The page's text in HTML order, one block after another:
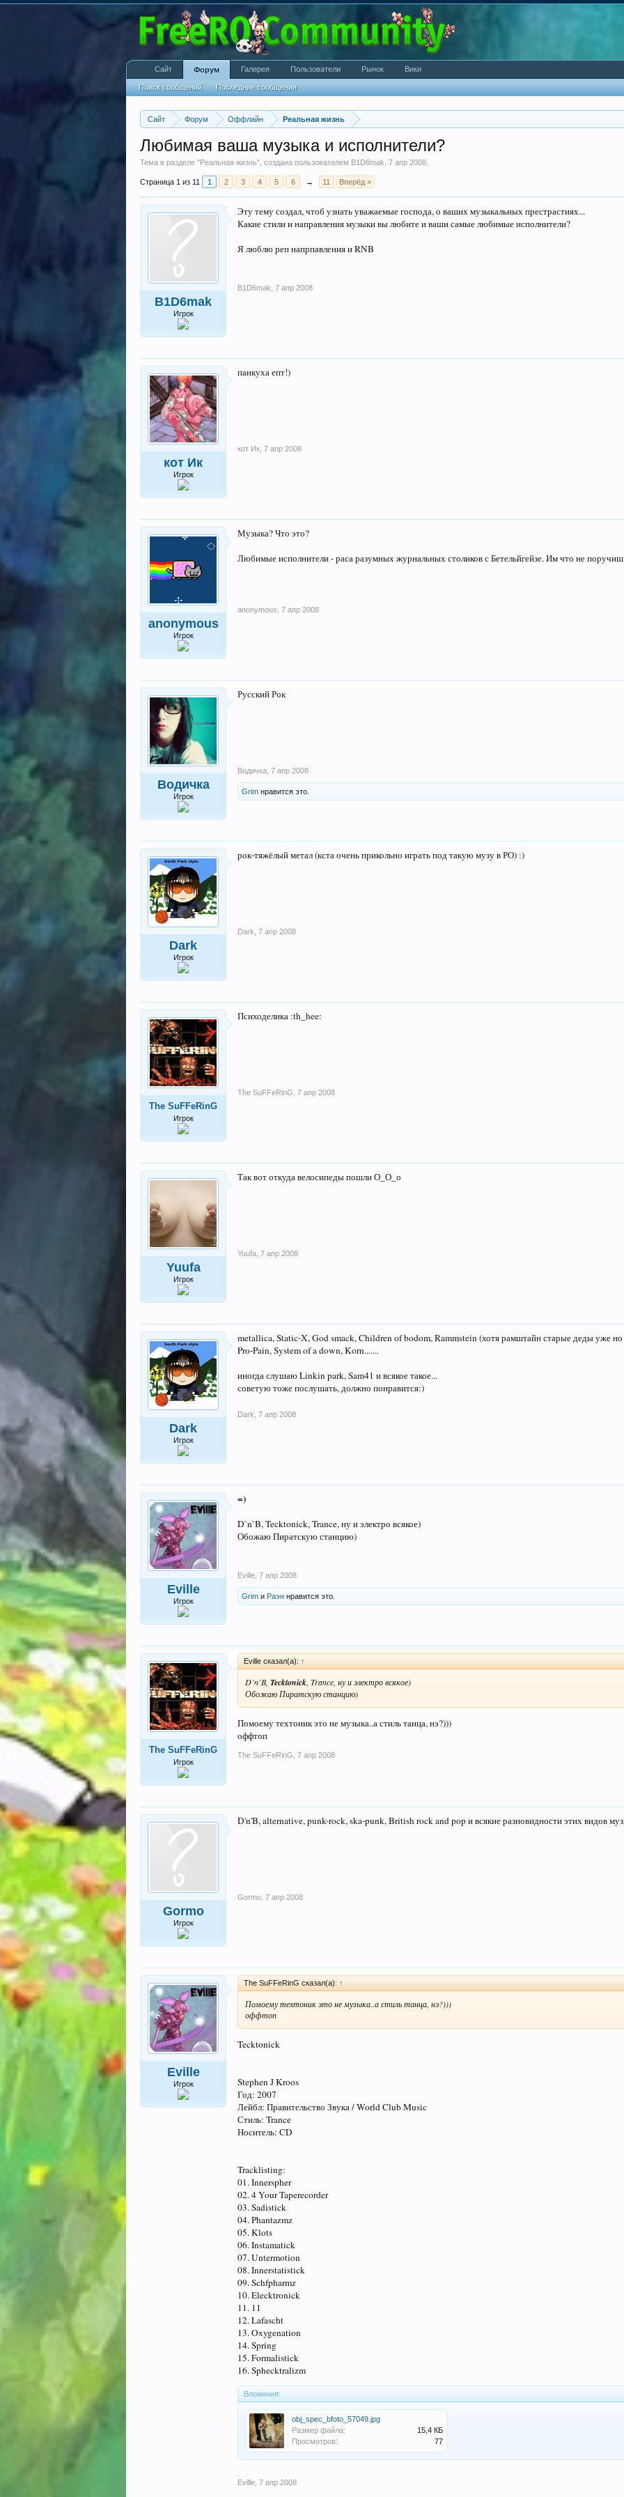
Сайт Форум Оффлайн Реальная жизнь
Любимая ваша музыка и исполнители?
Тема в разделе "Реальная жизнь", создана пользователем B1D6mak 7 апр 2008
Страница 1 из 11 1 2 3 4 5 6 → 11 Вперёд >
B1D6mak
Игрок
Эту тему создал, чтоб узнать уважаемые господа, о ваших музыкальных престрастиях...
Какие стили и направления музыки вы любите и ваши самые любимые исполнители?
Я люблю реп напрпавления и RNB
B1D6mak 7 апр 2008
кот Ик
Игрок
панкуха епт!)
кот Ик 7 апр 2008
anonymous
Игрок
Музыка? Что это?
Любимые исполнители - раса разумных журнальных столиков с Бетельйгейзе. Им что не
anonymous 7 апр 2008
Водичка
Игрок
Русский Рок
Водичка 7 апр 2008
Grim нравится это.
Dark
Игрок
рок-тяжёлый метал (кста очень прикольно играть под такую музу в РО) :)
Dark 7 апр 2008
The SuFFeRinG
Игрок
Психоделика :th_hee:
The SuFFeRinG 7 апр 2008
Yuufa
Игрок
Так вот откуда велосипеды пошли О_О_о
Yuufa 7 апр 2008
Dark
Игрок
metallica, Static-X, God smack, Children of bodom, Rammstein (хотя рамштайн старые деды уже но
Pro-Pain, System of a down, Korn.......
иногда слушаю Linkin park, Sam41 и всякое такое...
советую тоже послушать, должно понравится:)
Dark 7 апр 2008
Eville
Игрок
=)
D`n`B, Tecktonick, Trance, ну и электро всякое)
Обожаю Пиратскую станцию)
Eville 7 апр 2008
Grim и Раэн нравится это.
The SuFFeRinG
Игрок
Eville сказал(а): ↑
D`n`B, Tecktonick , Trance, ну и электро всякое)
Обожаю Пиратскую станцию)
Помоему техтоник это не музыка..а стиль танца, нэ?)))
оффтоп
The SuFFeRinG 7 апр 2008
Gormo
Игрок
D'n'B, alternative, punk-rock, ska-punk, British rock and pop и всякие разновидности этих видов
Gormo 7 апр 2008
Eville
Игрок
The SuFFeRinG сказал(а): ↑
Помоему техтоник это не музыка..а стиль танца, нэ?)))
оффтоп
Tecktonick
Stephen J Kroos
Год: 2007
Лейбл: Правительство Звука / World Club Music
Стиль: Trance
Носитель: CD
Tracklisting:
01. Innerspher
02. 4 Your Taperecorder
03. Sadistick
04. Phantazmz
05. Klots
06. Instamatick
07. Untermotion
08. Innerstatistick
09. Schfpharmz
10. Elecktronick
11. 11
12. Lafascht
13. Oxygenation
14. Spring
15. Formalistick
16. Sphecktralizm
Вложения:
obj_spec_bfoto_57049.jpg
Размер файла:
15,4 КБ
Просмотров:
77
Eville 7 апр 2008
Сайт Форум
Поиск сообщений Последние сообщения
Галерея Пользователи Рынок Вики